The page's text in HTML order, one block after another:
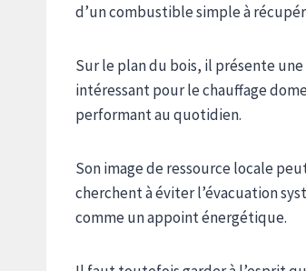
d’un combustible simple à
Sur le plan du bois, il présente une
intéressant pour le chauffage
performant au quotidien.
Son image de ressource locale
cherchent à éviter l’évacuation
comme un appoint énergétique.